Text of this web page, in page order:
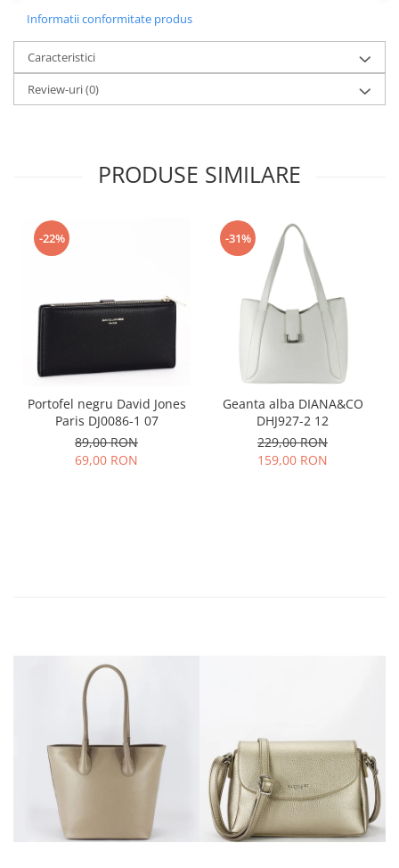
Informatii conformitate produs
Caracteristici
Review-uri(0)
PRODUSE SIMILARE
-22%
Portofel negru David Jones
Paris DJ0086-1 07
89,00 RON
69,00 RON
-31%
Geanta alba DIANA&CO
DHJ927-2 12
229,00 RON
159,00 RON